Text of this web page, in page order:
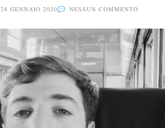
28 GENNAIO 2020 NESSUN COMMENTO